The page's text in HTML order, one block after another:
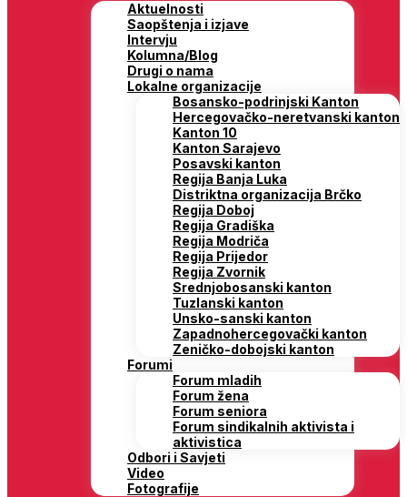
Aktuelnosti
Saopštenja i izjave
Intervju
Kolumna/Blog
Drugi o nama
Lokalne organizacije
Bosansko-podrinjski Kanton
Hercegovačko-neretvanski kanton
Kanton 10
Kanton Sarajevo
Posavski kanton
Regija Banja Luka
Distriktna organizacija Brčko
Regija Doboj
Regija Gradiška
Regija Modriča
Regija Prijedor
Regija Zvornik
Srednjobosanski kanton
Tuzlanski kanton
Unsko-sanski kanton
Zapadnohercegovački kanton
Zeničko-dobojski kanton
Forumi
Forum mladih
Forum žena
Forum seniora
Forum sindikalnih aktivista i
aktivistica
Odbori i Savjeti
Video
Fotografije